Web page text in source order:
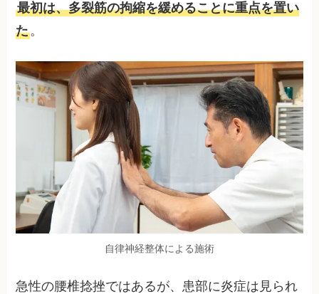
最初は、多裂筋の拘縮を緩めることに重点を置い
た。
自律神経整体による施術
急性の腰椎捻挫ではあるが、患部に炎症は見られ